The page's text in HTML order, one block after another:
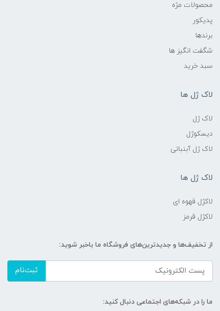
محصولات مژه
پدیکور
برندها
شگفت انگیز ها
سبد خرید
لاک ژل ها
لاک ژل
دیسکوژل
لاک ژل آبنباتی
لاک ژل ها
لاکژل قهوه ای
لاکژل قرمز
از تخفیف‌ها و جدیدترین‌های فروشگاه ما باخبر شوید:
ثبت‌نام
ما را در شبکه‌های اجتماعی دنبال کنید: